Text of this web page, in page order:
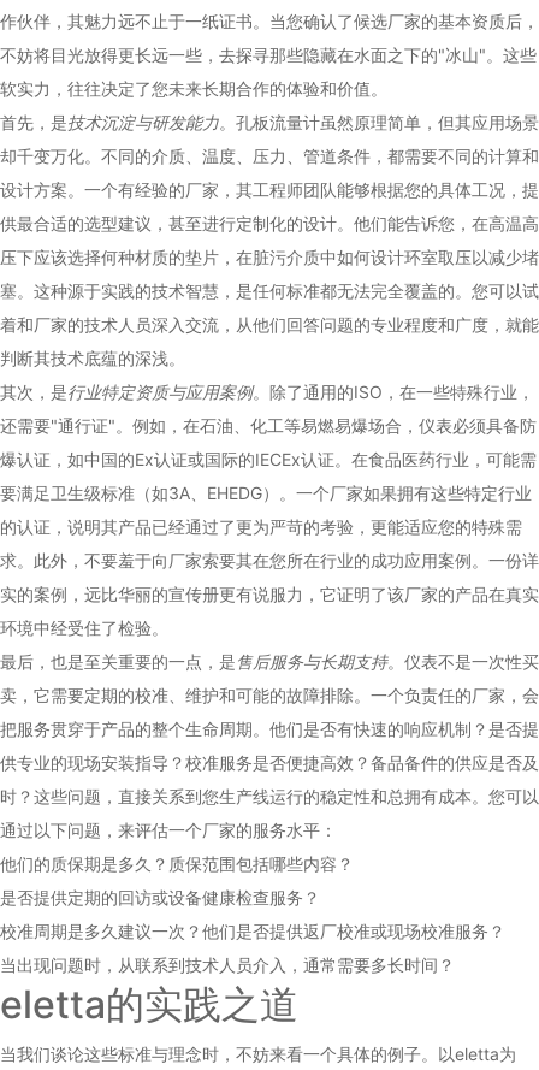
作伙伴，其魅力远不止于一纸证书。当您确认了候选厂家的基本资质后，
不妨将目光放得更长远一些，去探寻那些隐藏在水面之下的"冰山"。这些
软实力，往往决定了您未来长期合作的体验和价值。
首先，是技术沉淀与研发能力。孔板流量计虽然原理简单，但其应用场景
却千变万化。不同的介质、温度、压力、管道条件，都需要不同的计算和
设计方案。一个有经验的厂家，其工程师团队能够根据您的具体工况，提
供最合适的选型建议，甚至进行定制化的设计。他们能告诉您，在高温高
压下应该选择何种材质的垫片，在脏污介质中如何设计环室取压以减少堵
塞。这种源于实践的技术智慧，是任何标准都无法完全覆盖的。您可以试
着和厂家的技术人员深入交流，从他们回答问题的专业程度和广度，就能
判断其技术底蕴的深浅。
其次，是行业特定资质与应用案例。除了通用的ISO，在一些特殊行业，
还需要"通行证"。例如，在石油、化工等易燃易爆场合，仪表必须具备防
爆认证，如中国的Ex认证或国际的IECEx认证。在食品医药行业，可能需
要满足卫生级标准（如3A、EHEDG）。一个厂家如果拥有这些特定行业
的认证，说明其产品已经通过了更为严苛的考验，更能适应您的特殊需
求。此外，不要羞于向厂家索要其在您所在行业的成功应用案例。一份详
实的案例，远比华丽的宣传册更有说服力，它证明了该厂家的产品在真实
环境中经受住了检验。
最后，也是至关重要的一点，是售后服务与长期支持。仪表不是一次性买
卖，它需要定期的校准、维护和可能的故障排除。一个负责任的厂家，会
把服务贯穿于产品的整个生命周期。他们是否有快速的响应机制？是否提
供专业的现场安装指导？校准服务是否便捷高效？备品备件的供应是否及
时？这些问题，直接关系到您生产线运行的稳定性和总拥有成本。您可以
通过以下问题，来评估一个厂家的服务水平：
他们的质保期是多久？质保范围包括哪些内容？
是否提供定期的回访或设备健康检查服务？
校准周期是多久建议一次？他们是否提供返厂校准或现场校准服务？
当出现问题时，从联系到技术人员介入，通常需要多长时间？
eletta的实践之道
当我们谈论这些标准与理念时，不妨来看一个具体的例子。以eletta为